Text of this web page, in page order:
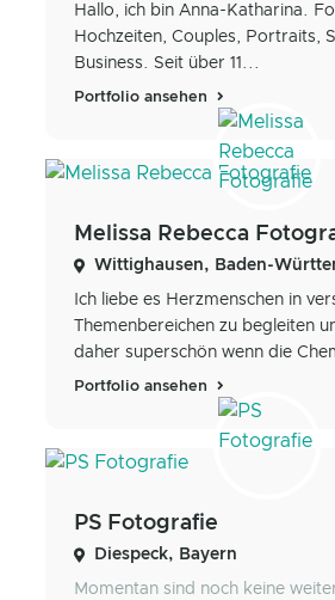
Hallo, ich bin Anna-Katharina.
Hochzeiten, Couples, Portraits,
Business. Seit über 11...
Portfolio ansehen
Melissa Rebecca
Wittighausen, Baden-
Ich liebe es Herzmenschen in
Themenbereichen zu begleiten
daher superschön wenn die
Portfolio ansehen
PS Fotografie
Diespeck, Bayern
Momentan sind noch keine